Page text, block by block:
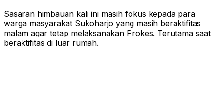
Sasaran himbauan kali ini masih fokus kepada para
warga masyarakat Sukoharjo yang masih beraktifitas
malam agar tetap melaksanakan Prokes. Terutama saat
beraktifitas di luar rumah.